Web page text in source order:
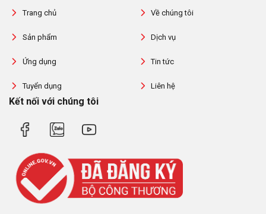
Trang chủ Về chúng tôi
Sản phẩm Dịch vụ
Ứng dụng Tin tức
Tuyển dụng Liên hệ
Kết nối với chúng tôi